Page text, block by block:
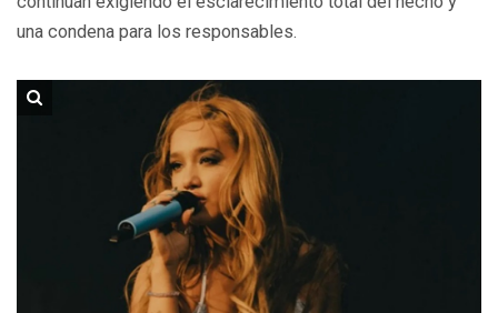
una condena para los responsables.